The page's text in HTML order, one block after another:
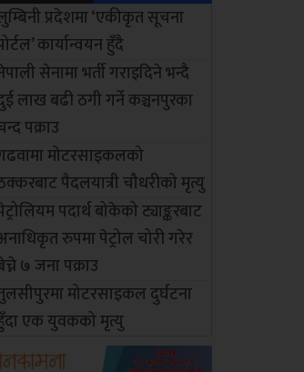
प्रदेशमा ‘एकीकृत सूचना
कार्यान्वयन हुँदै
सेनामा भर्ती गराइदिने भन्दै
लाख बढी ठगी गर्ने कञ्चनपुरका
पक्राउ
मोटरसाइकलको
पैदलयात्री चौधरीको मृत्यु
पदार्थ बोकेको ट्याङ्करबाट
रुपमा पेट्रोल चोरी गरेर
७ जना पक्राउ
मोटरसाइकल दुर्घटना
एक युवकको मृत्यु